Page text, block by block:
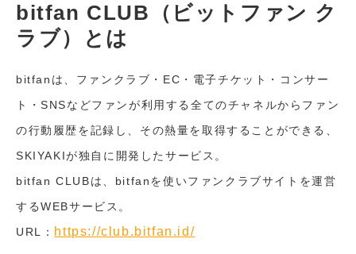
bitfan CLUB（ビットファン ク
ラブ）とは
bitfanは、ファンクラブ・EC・電子チケット・コンサー
ト・SNSなどファンが利用する全てのチャネルからファン
の行動履歴を記録し、その熱量を取得することができる、
SKIYAKIが独自に開発したサービス。
bitfan CLUBは、bitfanを使いファンクラブサイトを運営
するWEBサービス。
URL： https://club.bitfan.id/